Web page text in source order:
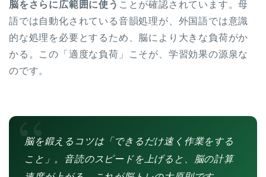
脳をさらに広範囲に使う ことが確認されています。母
語では自動化されている音韻処理が、外国語では意識
的な処理を必要とするため、脳により大きな負荷がか
かる。この「適度な負荷」こそが、学習効果の源泉な
のです。
“
脳を鍛えるコツは「できるだけ速く作業をする
こと」。音読のスピードを上げると、脳の計算